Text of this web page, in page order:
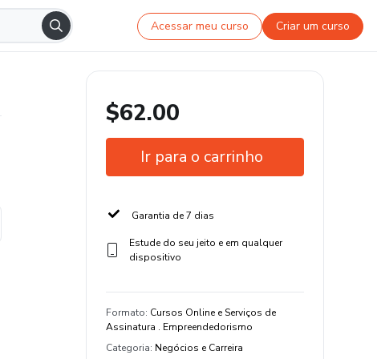
Acessar meu curso Criar um curso
$62.00
Ir para o carrinho
Garantia de 7 dias
Estude do seu jeito e em qualquer
dispositivo
Formato: Cursos Online e Serviços de
Assinatura . Empreendedorismo
Categoria: Negócios e Carreira